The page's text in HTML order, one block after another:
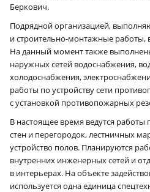
Беркович.
Подрядной организацией,
и строительно-монтажные работы,
На данный момент также
наружных сетей водоснабжения,
холодоснабжения,
работы по устройству сети
с установкой противопожарных
В настоящее время ведутся работы
стен и перегородок, лестничных
устройство полов. Планируются
внутренних инженерных сетей и
в интерьерах. На объекте
используется одна единица